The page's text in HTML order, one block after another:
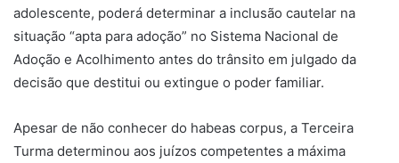
adolescente, poderá determinar a inclusão cautelar na
situação “apta para adoção” no Sistema Nacional de
Adoção e Acolhimento antes do trânsito em julgado da
decisão que destitui ou extingue o poder familiar.
Apesar de não conhecer do habeas corpus, a Terceira
Turma determinou aos juízos competentes a máxima